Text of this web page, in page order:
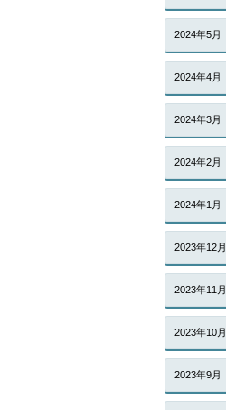
2024年5月
2024年4月
2024年3月
2024年2月
2024年1月
2023年12月
2023年11月
2023年10月
2023年9月